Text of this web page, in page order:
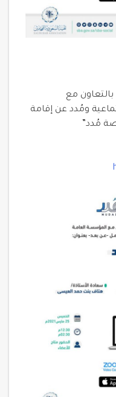
مع
ومُدد عن إقامة
مُدد”